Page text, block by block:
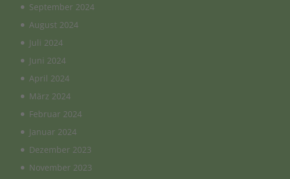
September 2024
August 2024
Juli 2024
Juni 2024
April 2024
März 2024
Februar 2024
Januar 2024
Dezember 2023
November 2023